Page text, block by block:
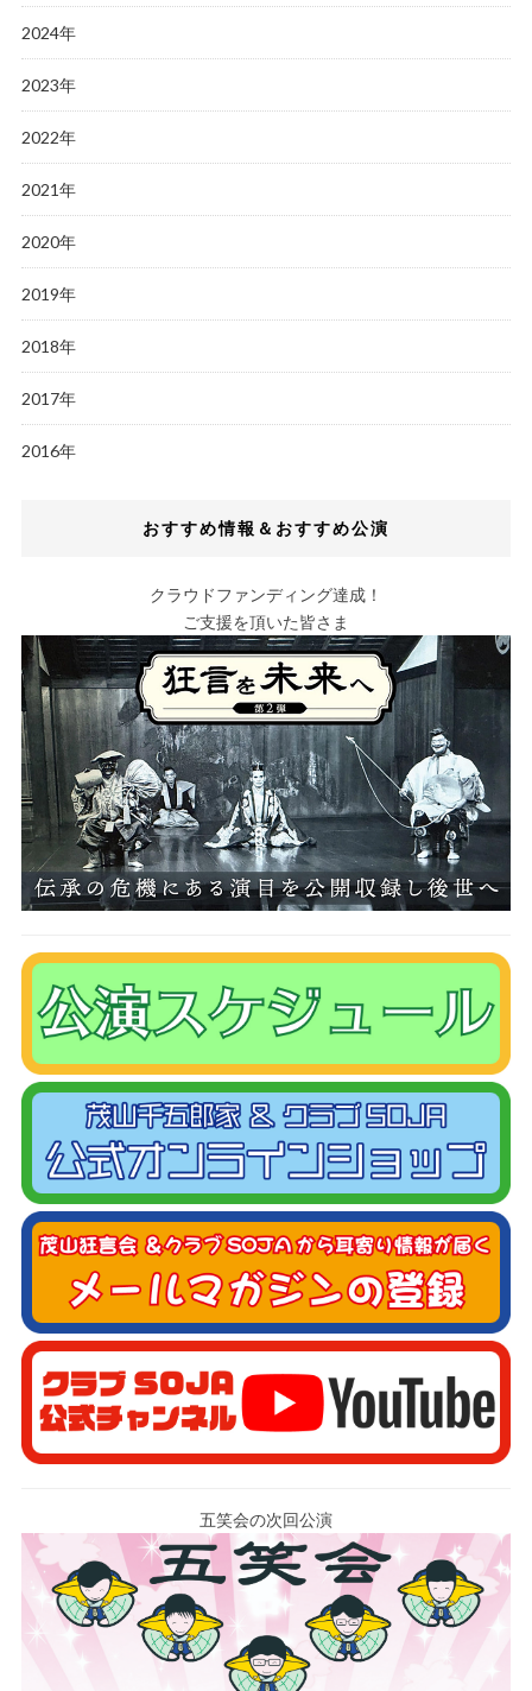
2024年
2023年
2022年
2021年
2020年
2019年
2018年
2017年
2016年
おすすめ情報＆おすすめ公演
クラウドファンディング達成！
ご支援を頂いた皆さま
五笑会の次回公演